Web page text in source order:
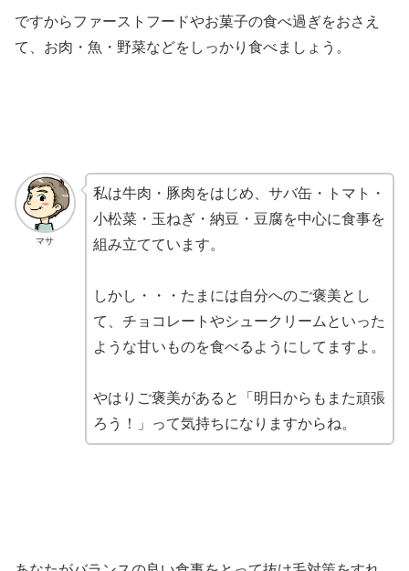
ですからファーストフードやお菓子の食べ過ぎをおさえ
て、お肉・魚・野菜などをしっかり食べましょう。
マサ
私は牛肉・豚肉をはじめ、サバ缶・トマト・
小松菜・玉ねぎ・納豆・豆腐を中心に食事を
組み立てています。
しかし・・・たまには自分へのご褒美とし
て、チョコレートやシュークリームといった
ような甘いものを食べるようにしてますよ。
やはりご褒美があると「明日からもまた頑張
ろう！」って気持ちになりますからね。